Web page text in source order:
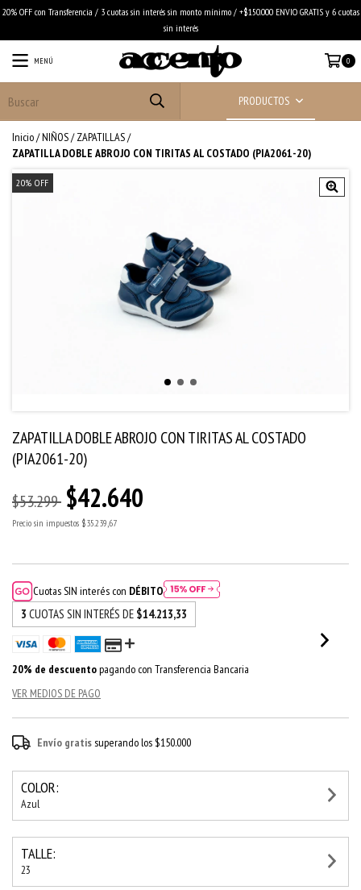
20% OFF con Transferencia / 3 cuotas sin interés sin monto mínimo / +$150.000 ENVIO GRATIS y 6 cuotas
sin interés
MENÚ 0
PRODUCTOS
Inicio/NIÑOS/ ZAPATILLAS/
ZAPATILLA DOBLE ABROJO CON TIRITAS AL COSTADO (PIA2061-20)
20% OFF
ZAPATILLA DOBLE ABROJO CON TIRITAS AL COSTADO
(PIA2061-20)
$53.299 $42.640
Precio sin impuestos $35.239,67
Cuotas SIN interés con DÉBITO
3 CUOTAS SIN INTERÉS DE $14.213,33
20% de descuentopagando con Transferencia Bancaria
VER MEDIOS DE PAGO
Envío gratissuperando los $150.000
COLOR:
Azul
TALLE:
23